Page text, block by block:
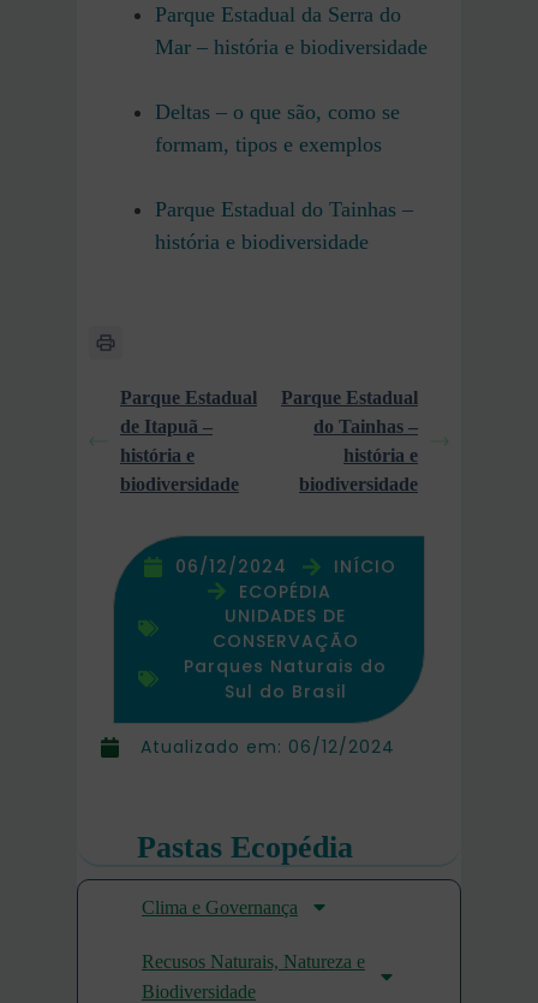
Atualizado em: 06/12/2024
Parque Estadual da Serra do
Mar – história e biodiversidade
Deltas – o que são, como se
formam, tipos e exemplos
Parque Estadual do Tainhas –
história e biodiversidade
Parque Estadual
de Itapuã –
história e
biodiversidade
Parque Estadual
do Tainhas –
história e
biodiversidade
06/12/2024
INÍCIO
ECOPÉDIA
UNIDADES DE
CONSERVAÇÃO
Parques Naturais do
Sul do Brasil
Pastas Ecopédia
Clima e Governança
Recusos Naturais, Natureza e
Biodiversidade